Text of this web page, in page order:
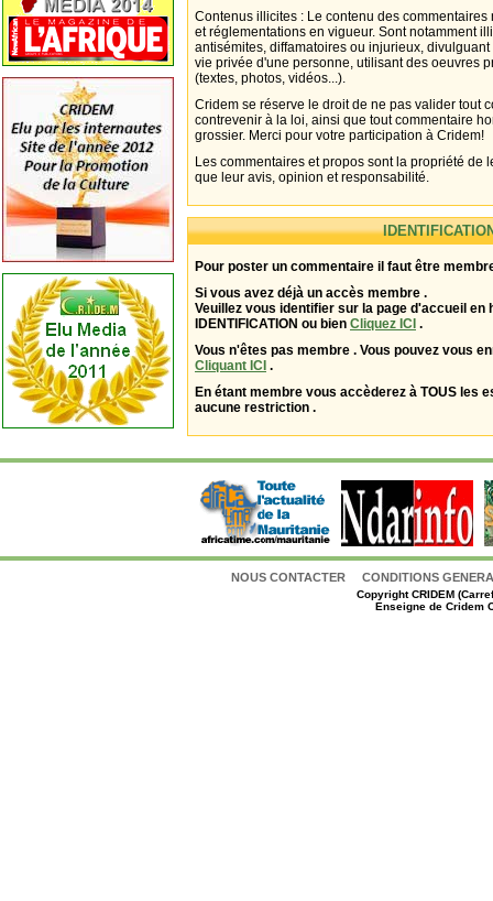
Contenus illicites : Le contenu des
et réglementations en vigueur. Sont notamment
antisémites, diffamatoires ou injurieux,
vie privée d'une personne, utilisant des oeuvres
(textes, photos, vidéos...).
Cridem se réserve le droit de ne pas valider tout
contrevenir à la loi, ainsi que tout commentaire
grossier. Merci pour votre participation à Cridem!
Les commentaires et propos sont la propriété de
que leur avis, opinion et responsabilité.
Pour poster un commentaire il faut être
Si vous avez déjà un accès membre .
Veuillez vous identifier sur la page d'accueil en
IDENTIFICATION ou bien Cliquez ICI .
Vous n'êtes pas membre . Vous pouvez vous
Cliquant ICI .
En étant membre vous accèderez à TOUS les
aucune restriction .
NOUS CONTACTER CONDITIONS
CopyrightCRIDEM
Enseigne de Cridem